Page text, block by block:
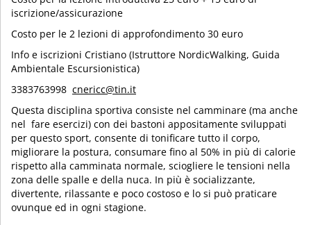
iscrizione/assicurazione
Costo per le 2 lezioni di approfondimento 30 euro
Info e iscrizioni Cristiano (Istruttore NordicWalking, Guida
Ambientale Escursionistica)
3383763998 cnericc@tin.it
Questa disciplina sportiva consiste nel camminare (ma anche
nel fare esercizi) con dei bastoni appositamente sviluppati
per questo sport, consente di tonificare tutto il corpo,
migliorare la postura, consumare fino al 50% in più di calorie
rispetto alla camminata normale, sciogliere le tensioni nella
zona delle spalle e della nuca. In più è socializzante,
divertente, rilassante e poco costoso e lo si può praticare
ovunque ed in ogni stagione.